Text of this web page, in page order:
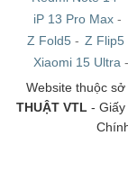
iP 13 Pro Max -
Z Fold5 - Z Flip5
Xiaomi 15 Ultra-
Website thuộc
THUẬT VTL -